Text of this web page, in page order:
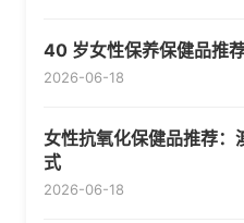
40 岁女性保养保健品推
2026-06-18
女性抗氧化保健品推荐：
式
2026-06-18